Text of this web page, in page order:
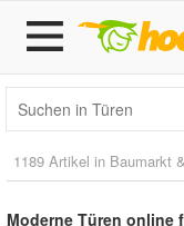
1189 Artikel in Baumarkt
Moderne Türen online